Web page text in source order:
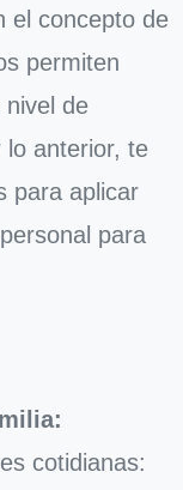
el concepto de
permiten
nivel de
lo anterior, te
para aplicar
para
cotidianas: